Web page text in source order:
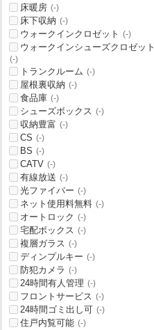
床暖房 (-)
床下収納 (-)
ウォークインクロゼット (-)
ウォークインシューズクロゼット
(-)
トランクルーム (-)
屋根裏収納 (-)
食品庫 (-)
シューズボックス (-)
収納豊富 (-)
CS (-)
BS (-)
CATV (-)
有線放送 (-)
光ファイバー (-)
ネット使用料無料 (-)
オートロック (-)
宅配ボックス (-)
複層ガラス (-)
ディンプルキー (-)
防犯カメラ (-)
24時間有人管理 (-)
フロントサービス (-)
24時間ゴミ出し可 (-)
住戸内覧可能 (-)